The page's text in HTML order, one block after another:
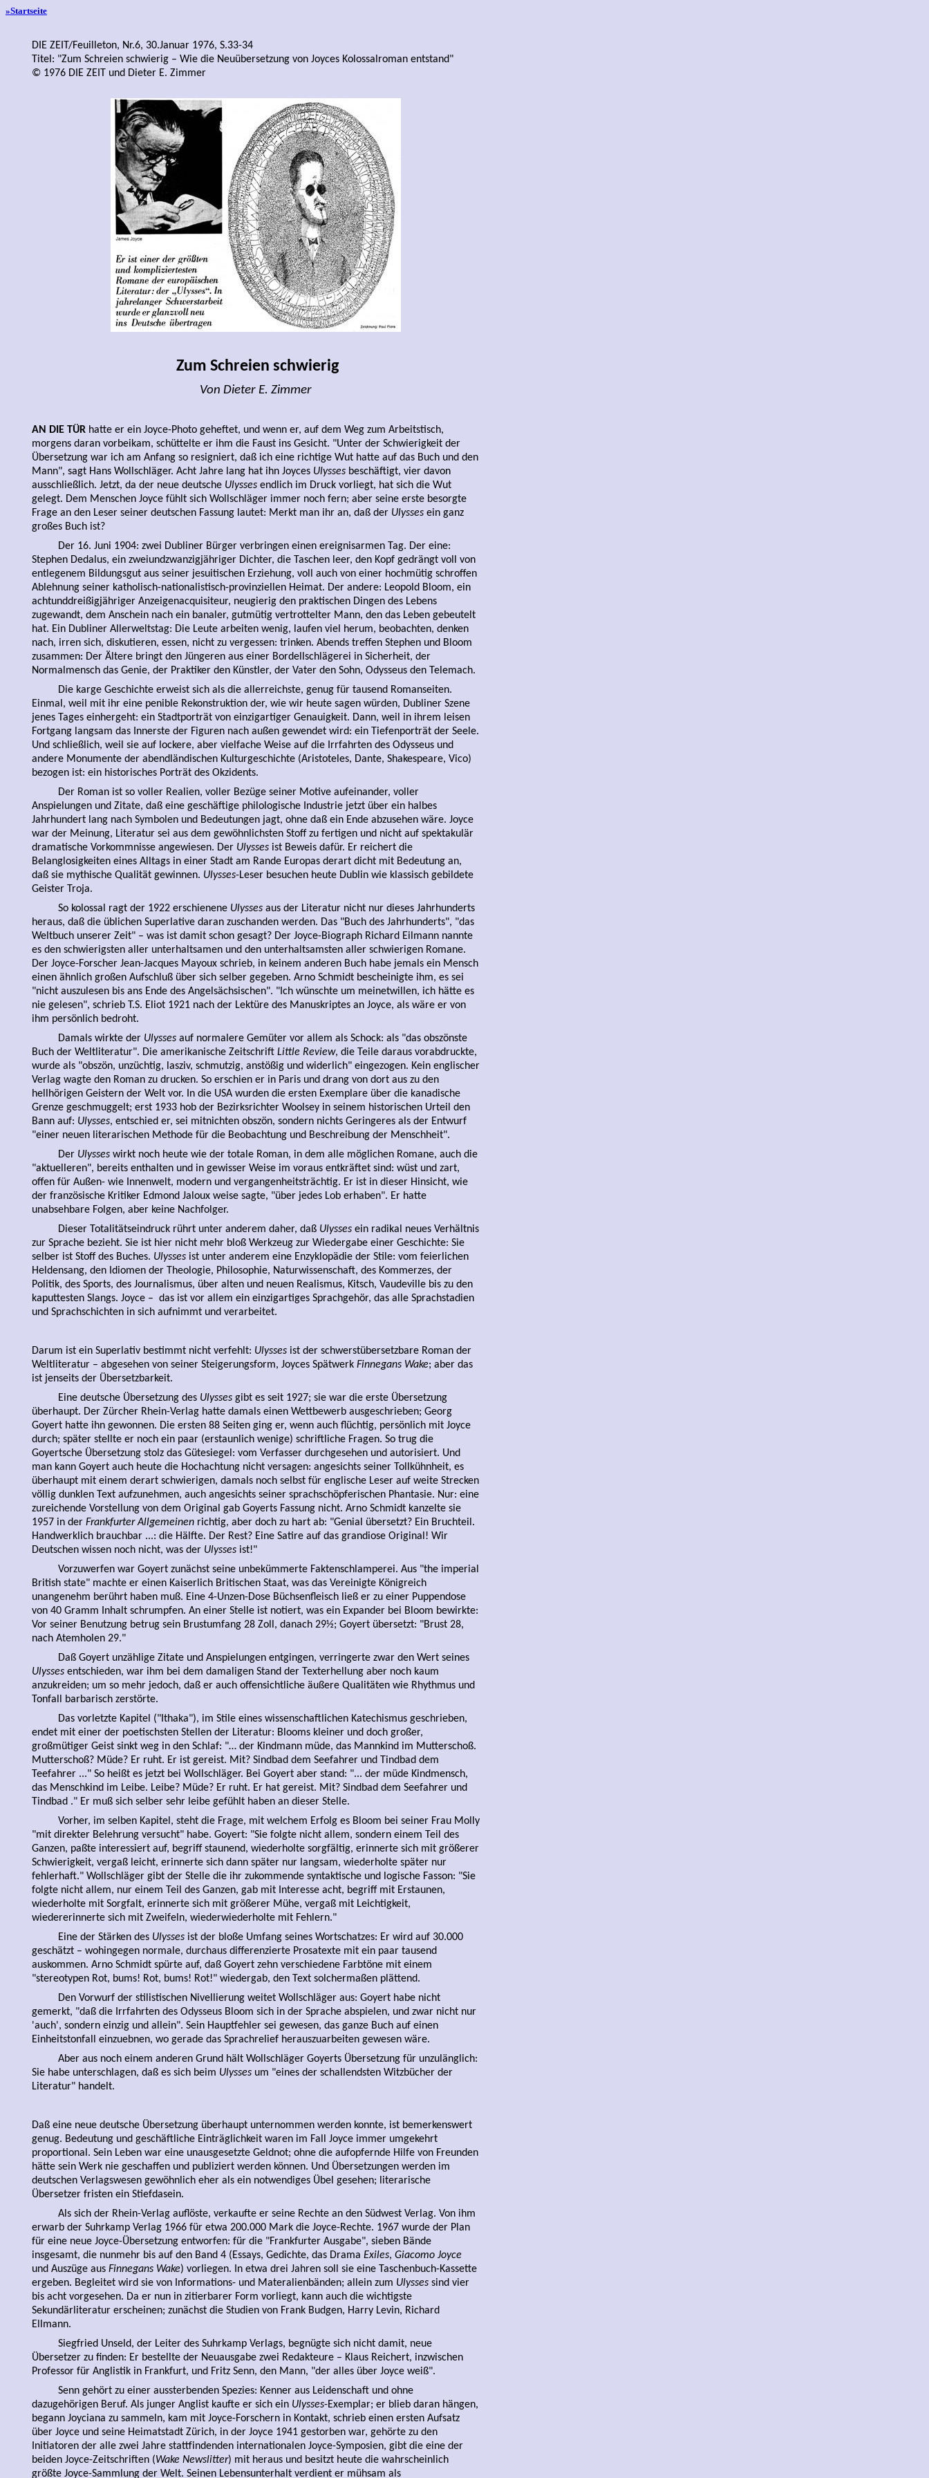
»Startseite
DIE ZEIT/Feuilleton, Nr.6, 30.Januar 1976, S.33-34
Titel: "Zum Schreien schwierig – Wie die Neuübersetzung von Joyces Kolossalroman entstand"
© 1976 DIE ZEIT und Dieter E. Zimmer
Zum Schreien schwierig
Von Dieter E. Zimmer
AN DIE TÜRhatte er ein Joyce-Photo geheftet, und wenn er, auf dem Weg zum Arbeitstisch,
morgens daran vorbeikam, schüttelte er ihm die Faust ins Gesicht. "Unter der Schwierigkeit der
Übersetzung war ich am Anfang so resigniert, daß ich eine richtige Wut hatte auf das Buch und den
Mann", sagt Hans Wollschläger. Acht Jahre lang hat ihn Joyces Ulyssesbeschäftigt, vier davon
ausschließlich. Jetzt, da der neue deutsche Ulyssesendlich im Druck vorliegt, hat sich die Wut
gelegt. Dem Menschen Joyce fühlt sich Wollschläger immer noch fern; aber seine erste besorgte
Frage an den Leser seiner deutschen Fassung lautet: Merkt man ihr an, daß der Ulyssesein ganz
großes Buch ist?
Der 16. Juni 1904: zwei Dubliner Bürger verbringen einen ereignisarmen Tag. Der eine:
Stephen Dedalus, ein zweiundzwanzigjähriger Dichter, die Taschen leer, den Kopf gedrängt voll von
entlegenem Bildungsgut aus seiner jesuitischen Erziehung, voll auch von einer hochmütig schroffen
Ablehnung seiner katholisch-nationalistisch-provinziellen Heimat. Der andere: Leopold Bloom, ein
achtunddreißigjähriger Anzeigenacquisiteur, neugierig den praktischen Dingen des Lebens
zugewandt, dem Anschein nach ein banaler, gutmütig vertrottelter Mann, den das Leben gebeutelt
hat. Ein Dubliner Allerweltstag: Die Leute arbeiten wenig, laufen viel herum, beobachten, denken
nach, irren sich, diskutieren, essen, nicht zu vergessen: trinken. Abends treffen Stephen und Bloom
zusammen: Der Ältere bringt den Jüngeren aus einer Bordellschlägerei in Sicherheit, der
Normalmensch das Genie, der Praktiker den Künstler, der Vater den Sohn, Odysseus den Telemach.
Die karge Geschichte erweist sich als die allerreichste, genug für tausend Romanseiten.
Einmal, weil mit ihr eine penible Rekonstruktion der, wie wir heute sagen würden, Dubliner Szene
jenes Tages einhergeht: ein Stadtporträt von einzigartiger Genauigkeit. Dann, weil in ihrem leisen
Fortgang langsam das Innerste der Figuren nach außen gewendet wird: ein Tiefenporträt der Seele.
Und schließlich, weil sie auf lockere, aber vielfache Weise auf die Irrfahrten des Odysseus und
andere Monumente der abendländischen Kulturgeschichte (Aristoteles, Dante, Shakespeare, Vico)
bezogen ist: ein historisches Porträt des Okzidents.
Der Roman ist so voller Realien, voller Bezüge seiner Motive aufeinander, voller
Anspielungen und Zitate, daß eine geschäftige philologische Industrie jetzt über ein halbes
Jahrhundert lang nach Symbolen und Bedeutungen jagt, ohne daß ein Ende abzusehen wäre. Joyce
war der Meinung, Literatur sei aus dem gewöhnlichsten Stoff zu fertigen und nicht auf spektakulär
dramatische Vorkommnisse angewiesen. Der Ulyssesist Beweis dafür. Er reichert die
Belanglosigkeiten eines Alltags in einer Stadt am Rande Europas derart dicht mit Bedeutung an,
daß sie mythische Qualität gewinnen. Ulysses-Leser besuchen heute Dublin wie klassisch gebildete
Geister Troja.
So kolossal ragt der 1922 erschienene Ulyssesaus der Literatur nicht nur dieses Jahrhunderts
heraus, daß die üblichen Superlative daran zuschanden werden. Das "Buch des Jahrhunderts", "das
Weltbuch unserer Zeit" – was ist damit schon gesagt? Der Joyce-Biograph Richard Eilmann nannte
es den schwierigsten aller unterhaltsamen und den unterhaltsamsten aller schwierigen Romane.
Der Joyce-Forscher Jean-Jacques Mayoux schrieb, in keinem anderen Buch habe jemals ein Mensch
einen ähnlich großen Aufschluß über sich selber gegeben. Arno Schmidt bescheinigte ihm, es sei
"nicht auszulesen bis ans Ende des Angelsächsischen". "Ich wünschte um meinetwillen, ich hätte es
nie gelesen", schrieb T.S. Eliot 1921 nach der Lektüre des Manuskriptes an Joyce, als wäre er von
ihm persönlich bedroht.
Damals wirkte der Ulyssesauf normalere Gemüter vor allem als Schock: als "das obszönste
Buch der Weltliteratur". Die amerikanische Zeitschrift Little Review, die Teile daraus vorabdruckte,
wurde als "obszön, unzüchtig, lasziv, schmutzig, anstößig und widerlich" eingezogen. Kein englischer
Verlag wagte den Roman zu drucken. So erschien er in Paris und drang von dort aus zu den
hellhörigen Geistern der Welt vor. In die USA wurden die ersten Exemplare über die kanadische
Grenze geschmuggelt; erst 1933 hob der Bezirksrichter Woolsey in seinem historischen Urteil den
Bann auf: Ulysses, entschied er, sei mitnichten obszön, sondern nichts Geringeres als der Entwurf
"einer neuen literarischen Methode für die Beobachtung und Beschreibung der Menschheit".
Der Ulysseswirkt noch heute wie der totale Roman, in dem alle möglichen Romane, auch die
"aktuelleren", bereits enthalten und in gewisser Weise im voraus entkräftet sind: wüst und zart,
offen für Außen- wie Innenwelt, modern und vergangenheitsträchtig. Er ist in dieser Hinsicht, wie
der französische Kritiker Edmond Jaloux weise sagte, "über jedes Lob erhaben". Er hatte
unabsehbare Folgen, aber keine Nachfolger.
Dieser Totalitätseindruck rührt unter anderem daher, daß Ulyssesein radikal neues Verhältnis
zur Sprache bezieht. Sie ist hier nicht mehr bloß Werkzeug zur Wiedergabe einer Geschichte: Sie
selber ist Stoff des Buches. Ulyssesist unter anderem eine Enzyklopädie der Stile: vom feierlichen
Heldensang, den Idiomen der Theologie, Philosophie, Naturwissenschaft, des Kommerzes, der
Politik, des Sports, des Journalismus, über alten und neuen Realismus, Kitsch, Vaudeville bis zu den
kaputtesten Slangs. Joyce – das ist vor allem ein einzigartiges Sprachgehör, das alle Sprachstadien
und Sprachschichten in sich aufnimmt und verarbeitet.
Darum ist ein Superlativ bestimmt nicht verfehlt: Ulyssesist der schwerstübersetzbare Roman der
Weltliteratur – abgesehen von seiner Steigerungsform, Joyces Spätwerk Finnegans Wake; aber das
ist jenseits der Übersetzbarkeit.
Eine deutsche Übersetzung des Ulyssesgibt es seit 1927; sie war die erste Übersetzung
überhaupt. Der Zürcher Rhein-Verlag hatte damals einen Wettbewerb ausgeschrieben; Georg
Goyert hatte ihn gewonnen. Die ersten 88 Seiten ging er, wenn auch flüchtig, persönlich mit Joyce
durch; später stellte er noch ein paar (erstaunlich wenige) schriftliche Fragen. So trug die
Goyertsche Übersetzung stolz das Gütesiegel: vom Verfasser durchgesehen und autorisiert. Und
man kann Goyert auch heute die Hochachtung nicht versagen: angesichts seiner Tollkühnheit, es
überhaupt mit einem derart schwierigen, damals noch selbst für englische Leser auf weite Strecken
völlig dunklen Text aufzunehmen, auch angesichts seiner sprachschöpferischen Phantasie. Nur: eine
zureichende Vorstellung von dem Original gab Goyerts Fassung nicht. Arno Schmidt kanzelte sie
1957 in der Frankfurter Allgemeinenrichtig, aber doch zu hart ab: "Genial übersetzt? Ein Bruchteil.
Handwerklich brauchbar ...: die Hälfte. Der Rest? Eine Satire auf das grandiose Original! Wir
Deutschen wissen noch nicht, was der Ulyssesist!"
Vorzuwerfen war Goyert zunächst seine unbekümmerte Faktenschlamperei. Aus "the imperial
British state" machte er einen Kaiserlich Britischen Staat, was das Vereinigte Königreich
unangenehm berührt haben muß. Eine 4-Unzen-Dose Büchsenfleisch ließ er zu einer Puppendose
von 40 Gramm Inhalt schrumpfen. An einer Stelle ist notiert, was ein Expander bei Bloom bewirkte:
Vor seiner Benutzung betrug sein Brustumfang 28 Zoll, danach 29½; Goyert übersetzt: "Brust 28,
nach Atemholen 29."
Daß Goyert unzählige Zitate und Anspielungen entgingen, verringerte zwar den Wert seines
Ulyssesentschieden, war ihm bei dem damaligen Stand der Texterhellung aber noch kaum
anzukreiden; um so mehr jedoch, daß er auch offensichtliche äußere Qualitäten wie Rhythmus und
Tonfall barbarisch zerstörte.
Das vorletzte Kapitel ("Ithaka"), im Stile eines wissenschaftlichen Katechismus geschrieben,
endet mit einer der poetischsten Stellen der Literatur: Blooms kleiner und doch großer,
großmütiger Geist sinkt weg in den Schlaf: "… der Kindmann müde, das Mannkind im Mutterschoß.
Mutterschoß? Müde? Er ruht. Er ist gereist. Mit? Sindbad dem Seefahrer und Tindbad dem
Teefahrer ..." So heißt es jetzt bei Wollschläger. Bei Goyert aber stand: "... der müde Kindmensch,
das Menschkind im Leibe. Leibe? Müde? Er ruht. Er hat gereist. Mit? Sindbad dem Seefahrer und
Tindbad ." Er muß sich selber sehr leibe gefühlt haben an dieser Stelle.
Vorher, im selben Kapitel, steht die Frage, mit welchem Erfolg es Bloom bei seiner Frau Molly
"mit direkter Belehrung versucht" habe. Goyert: "Sie folgte nicht allem, sondern einem Teil des
Ganzen, paßte interessiert auf, begriff staunend, wiederholte sorgfältig, erinnerte sich mit größerer
Schwierigkeit, vergaß leicht, erinnerte sich dann später nur langsam, wiederholte später nur
fehlerhaft." Wollschläger gibt der Stelle die ihr zukommende syntaktische und logische Fasson: "Sie
folgte nicht allem, nur einem Teil des Ganzen, gab mit Interesse acht, begriff mit Erstaunen,
wiederholte mit Sorgfalt, erinnerte sich mit größerer Mühe, vergaß mit Leichtigkeit,
wiedererinnerte sich mit Zweifeln, wiederwiederholte mit Fehlern."
Eine der Stärken des Ulyssesist der bloße Umfang seines Wortschatzes: Er wird auf 30.000
geschätzt – wohingegen normale, durchaus differenzierte Prosatexte mit ein paar tausend
auskommen. Arno Schmidt spürte auf, daß Goyert zehn verschiedene Farbtöne mit einem
"stereotypen Rot, bums! Rot, bums! Rot!" wiedergab, den Text solchermaßen plättend.
Den Vorwurf der stilistischen Nivellierung weitet Wollschläger aus: Goyert habe nicht
gemerkt, "daß die Irrfahrten des Odysseus Bloom sich in der Sprache abspielen, und zwar nicht nur
'auch', sondern einzig und allein". Sein Hauptfehler sei gewesen, das ganze Buch auf einen
Einheitstonfall einzuebnen, wo gerade das Sprachrelief herauszuarbeiten gewesen wäre.
Aber aus noch einem anderen Grund hält Wollschläger Goyerts Übersetzung für unzulänglich:
Sie habe unterschlagen, daß es sich beim Ulyssesum "eines der schallendsten Witzbücher der
Literatur" handelt.
Daß eine neue deutsche Übersetzung überhaupt unternommen werden konnte, ist bemerkenswert
genug. Bedeutung und geschäftliche Einträglichkeit waren im Fall Joyce immer umgekehrt
proportional. Sein Leben war eine unausgesetzte Geldnot; ohne die aufopfernde Hilfe von Freunden
hätte sein Werk nie geschaffen und publiziert werden können. Und Übersetzungen werden im
deutschen Verlagswesen gewöhnlich eher als ein notwendiges Übel gesehen; literarische
Übersetzer fristen ein Stiefdasein.
Als sich der Rhein-Verlag auflöste, verkaufte er seine Rechte an den Südwest Verlag. Von ihm
erwarb der Suhrkamp Verlag 1966 für etwa 200.000 Mark die Joyce-Rechte. 1967 wurde der Plan
für eine neue Joyce-Übersetzung entworfen: für die "Frankfurter Ausgabe", sieben Bände
insgesamt, die nunmehr bis auf den Band 4 (Essays, Gedichte, das Drama Exiles, Giacomo Joyce
und Auszüge aus Finnegans Wake) vorliegen. In etwa drei Jahren soll sie eine Taschenbuch-Kassette
ergeben. Begleitet wird sie von Informations- und Materalienbänden; allein zum Ulyssessind vier
bis acht vorgesehen. Da er nun in zitierbarer Form vorliegt, kann auch die wichtigste
Sekundärliteratur erscheinen; zunächst die Studien von Frank Budgen, Harry Levin, Richard
Ellmann.
Siegfried Unseld, der Leiter des Suhrkamp Verlags, begnügte sich nicht damit, neue
Übersetzer zu finden: Er bestellte der Neuausgabe zwei Redakteure – Klaus Reichert, inzwischen
Professor für Anglistik in Frankfurt, und Fritz Senn, den Mann, "der alles über Joyce weiß".
Senn gehört zu einer aussterbenden Spezies: Kenner aus Leidenschaft und ohne
dazugehörigen Beruf. Als junger Anglist kaufte er sich ein Ulysses-Exemplar; er blieb daran hängen,
begann Joyciana zu sammeln, kam mit Joyce-Forschern in Kontakt, schrieb einen ersten Aufsatz
über Joyce und seine Heimatstadt Zürich, in der Joyce 1941 gestorben war, gehörte zu den
Initiatoren der alle zwei Jahre stattfindenden internationalen Joyce-Symposien, gibt die eine der
beiden Joyce-Zeitschriften (Wake Newslitter) mit heraus und besitzt heute die wahrscheinlich
größte Joyce-Sammlung der Welt. Seinen Lebensunterhalt verdient er mühsam als